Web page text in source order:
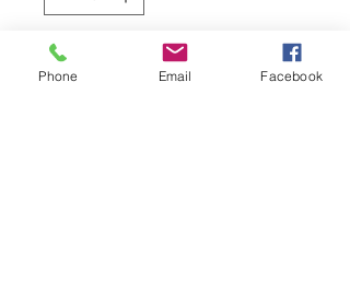
lieferbar 2-3 Wochen nach Ihrer
Bestellung
Phone Email Facebook